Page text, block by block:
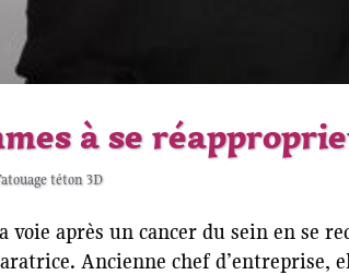
à se
téton 3D
voie après un cancer du sein en se
Ancienne chef d’entreprise,